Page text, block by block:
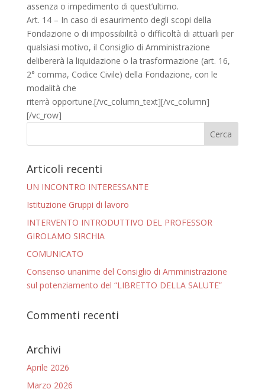
assenza o impedimento di quest’ultimo.
Art. 14 – In caso di esaurimento degli scopi della
Fondazione o di impossibilità o difficoltà di attuarli per
qualsiasi motivo, il Consiglio di Amministrazione
delibererà la liquidazione o la trasformazione (art. 16,
2° comma, Codice Civile) della Fondazione, con le
modalità che
riterrà opportune.[/vc_column_text][/vc_column]
[/vc_row]
Articoli recenti
UN INCONTRO INTERESSANTE
Istituzione Gruppi di lavoro
INTERVENTO INTRODUTTIVO DEL PROFESSOR
GIROLAMO SIRCHIA
COMUNICATO
Consenso unanime del Consiglio di Amministrazione
sul potenziamento del “LIBRETTO DELLA SALUTE”
Commenti recenti
Archivi
Aprile 2026
Marzo 2026